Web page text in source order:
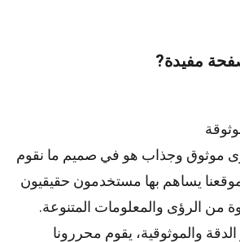
مفيدة?
موثوق وجذاب هو في صميم ما نقوم
يساهم بها مستخدمون حقيقيون
من الرؤى والمعلومات المتنوعة.
الدقة والموثوقية، يقوم محررونا